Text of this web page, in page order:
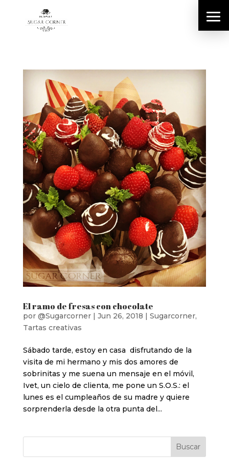
El ramo de fresas con chocolate
por @Sugarcorner| Jun 26, 2018 | Sugarcorner,
Tartas creativas
Sábado tarde, estoy en casa disfrutando de la
visita de mi hermano y mis dos amores de
sobrinitas y me suena un mensaje en el móvil,
Ivet, un cielo de clienta, me pone un S.O.S.: el
lunes es el cumpleaños de su madre y quiere
sorprenderla desde la otra punta del...